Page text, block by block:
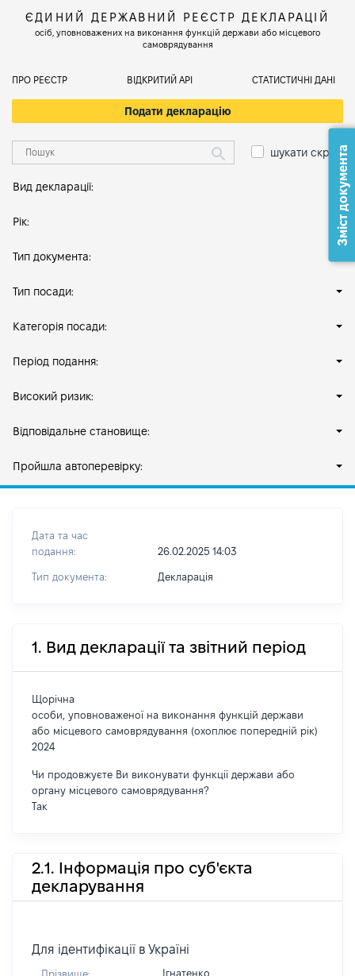
ЄДИНИЙ ДЕРЖАВНИЙ РЕЄСТР ДЕКЛАРАЦІЙ
осіб, уповноважених на виконання функцій держави або місцевого
самоврядування
ПРО РЕЄСТР ВІДКРИТИЙ АРІ СТАТИСТИЧНІ ДАНІ
Подати декларацію
шукати скрізь
Вид декларації:
Рік:
Тип документа:
Тип посади:
Категорія посади:
Період подання:
Високий ризик:
Відповідальне становище:
Пройшла автоперевірку:
Дата та час
подання:
26.02.2025 14:03
Тип документа: Декларація
1. Вид декларації та звітний період
Щорічна
особи, уповноваженої на виконання функцій держави
або місцевого самоврядування (охоплює попередній рік)
2024
Чи продовжуєте Ви виконувати функції держави або
органу місцевого самоврядування?
Так
2.1. Інформація про суб'єкта
декларування
Для ідентифікації в Україні
Прізвище: Ігнатенко
Зміст документа